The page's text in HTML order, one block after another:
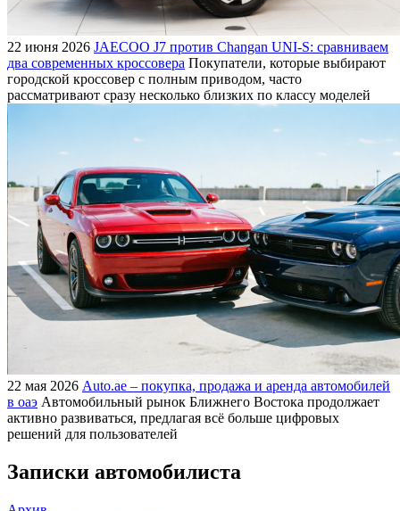
22 июня 2026 JAECOO J7 против Changan UNI-S: сравниваем
два современных кроссовера Покупатели, которые выбирают
городской кроссовер с полным приводом, часто
рассматривают сразу несколько близких по классу моделей
22 мая 2026 Auto.ae – покупка, продажа и аренда автомобилей
в оаэ Автомобильный рынок Ближнего Востока продолжает
активно развиваться, предлагая всё больше цифровых
решений для пользователей
Записки автомобилиста